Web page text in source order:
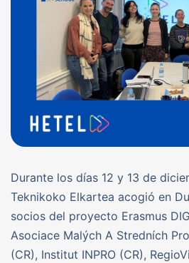
Durante los días 12 y 13 de
Teknikoko Elkartea acogió en
socios del proyecto Erasmus
Asociace Malých A Stredních
(CR), Institut INPRO (CR),